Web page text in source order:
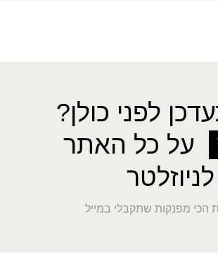
לפני כולן?
על כל האתר
הכי מפנקות שתקבלי במייל